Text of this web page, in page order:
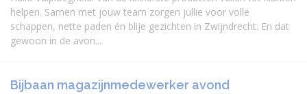
helpen. Samen met jouw team zorgen jullie voor volle
schappen, nette paden én blije gezichten in Zwijndrecht. En dat
gewoon in de avon...
Bijbaan magazijnmedewerker avond